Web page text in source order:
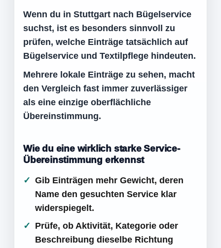
Wenn du in Stuttgart nach Bügelservice
suchst, ist es besonders sinnvoll zu
prüfen, welche Einträge tatsächlich auf
Bügelservice und Textilpflege hindeuten.
Mehrere lokale Einträge zu sehen, macht
den Vergleich fast immer zuverlässiger
als eine einzige oberflächliche
Übereinstimmung.
Wie du eine wirklich starke Service-
Übereinstimmung erkennst
Gib Einträgen mehr Gewicht, deren
Name den gesuchten Service klar
widerspiegelt.
Prüfe, ob Aktivität, Kategorie oder
Beschreibung dieselbe Richtung